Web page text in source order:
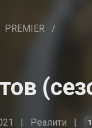
PREMIER /
Реалити